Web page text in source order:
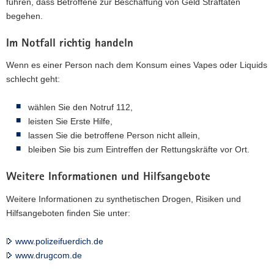
begehen.
Im Notfall richtig handeln
Wenn es einer Person nach dem Konsum eines Vapes oder Liquids
schlecht geht:
wählen Sie den Notruf 112,
leisten Sie Erste Hilfe,
lassen Sie die betroffene Person nicht allein,
bleiben Sie bis zum Eintreffen der Rettungskräfte vor Ort.
Weitere Informationen und Hilfsangebote
Weitere Informationen zu synthetischen Drogen, Risiken und
Hilfsangeboten finden Sie unter:
www.polizeifuerdich.de
www.drugcom.de